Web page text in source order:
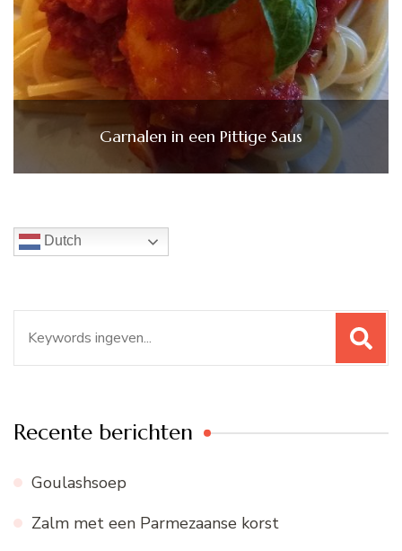
Garnalen in een Pittige Saus
Dutch
naar:
Recente berichten
Goulashsoep
Zalm met een Parmezaanse korst